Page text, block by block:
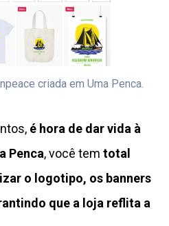
criada em Uma Penca.
é hora de dar vida à
Penca, você tem total
o logotipo, os banners
que a loja reflita a